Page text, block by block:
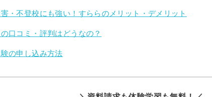
・不登校にも強い！すららのメリット・デメリット
口コミ・評判はどうなの？
の申し込み方法